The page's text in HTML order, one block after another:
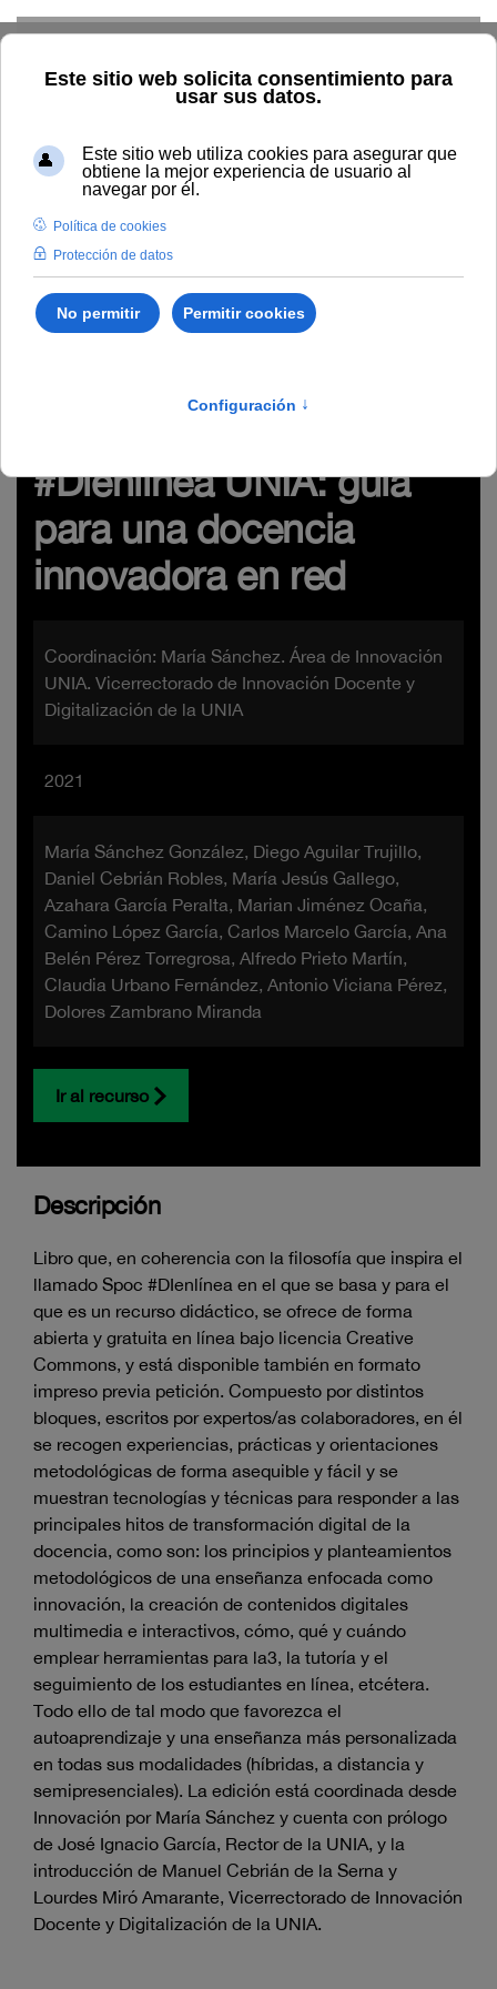
Inicio Innovación
Conocimiento abierto y difusión
Recursos Educativos en abierto
e-learning, educación, enseñanza, aprendizaje,34,
#Dienlínea UNIA: guía
para una docencia
innovadora en red
Coordinación: María Sánchez. Área de Innovación
UNIA. Vicerrectorado de Innovación Docente y
Digitalización de la UNIA
2021
María Sánchez González, Diego Aguilar Trujillo,
Daniel Cebrián Robles, María Jesús Gallego,
Azahara García Peralta, Marian Jiménez Ocaña,
Camino López García, Carlos Marcelo García, Ana
Belén Pérez Torregrosa, Alfredo Prieto Martín,
Claudia Urbano Fernández, Antonio Viciana Pérez,
Dolores Zambrano Miranda
Ir al recurso
Descripción
Libro que, en coherencia con la filosofía que inspira el
llamado Spoc #DIenlínea en el que se basa y para el
que es un recurso didáctico, se ofrece de forma
abierta y gratuita en línea bajo licencia Creative
Commons, y está disponible también en formato
impreso previa petición. Compuesto por distintos
bloques, escritos por expertos/as colaboradores, en él
se recogen experiencias, prácticas y orientaciones
metodológicas de forma asequible y fácil y se
muestran tecnologías y técnicas para responder a las
principales hitos de transformación digital de la
docencia, como son: los principios y planteamientos
metodológicos de una enseñanza enfocada como
innovación, la creación de contenidos digitales
multimedia e interactivos, cómo, qué y cuándo
emplear herramientas para la3, la tutoría y el
seguimiento de los estudiantes en línea, etcétera.
Todo ello de tal modo que favorezca el
autoaprendizaje y una enseñanza más personalizada
en todas sus modalidades (híbridas, a distancia y
semipresenciales). La edición está coordinada desde
Innovación por María Sánchez y cuenta con prólogo
de José Ignacio García, Rector de la UNIA, y la
introducción de Manuel Cebrián de la Serna y
Lourdes Miró Amarante, Vicerrectorado de Innovación
Docente y Digitalización de la UNIA.